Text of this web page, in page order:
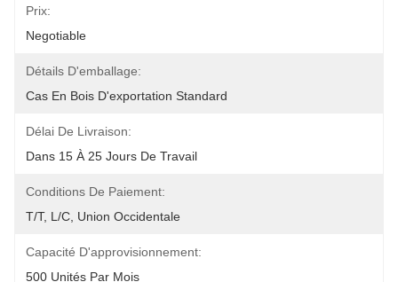
Prix:
Negotiable
Détails D'emballage:
Cas En Bois D'exportation Standard
Délai De Livraison:
Dans 15 À 25 Jours De Travail
Conditions De Paiement:
T/T, L/C, Union Occidentale
Capacité D'approvisionnement:
500 Unités Par Mois